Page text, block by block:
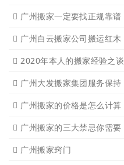
广州搬家一定要找正规靠谱
广州白云搬家公司搬运红木
2020年本人的搬家经验之谈
广州大发搬家集团服务保持
广州搬家的价格是怎么计算
广州搬家的三大禁忌你需要
广州搬家窍门